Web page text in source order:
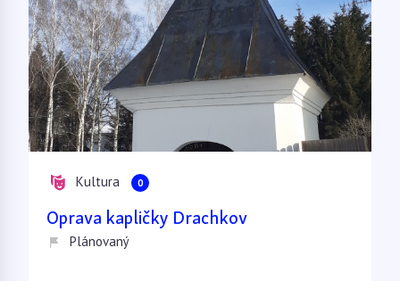
Kultura 0
Oprava kapličky Drachkov
Plánovaný